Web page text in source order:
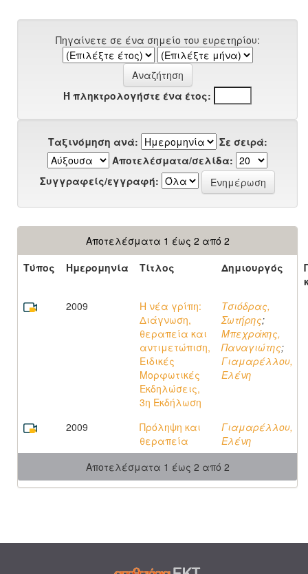
Πηγαίνετε σε ένα σημείο του ευρετηρίου:
Ή πληκτρολογήστε ένα έτος:
Ταξινόμηση ανά:
Σε σειρά:
Αποτελέσματα/σελίδα:
Συγγραφείς/εγγραφή:
Αποτελέσματα 1 έως 2 από 2
Τύπος
Ημερομηνία Τίτλος Δημιουργός
2009
Η νέα γρίπη:
Διάγνωση,
θεραπεία και
αντιμετώπιση,
Ειδικές
Μορφωτικές
Εκδηλώσεις,
3η Εκδήλωση
Τσιόδρας,
Σωτήρης;
Μπεχράκης,
Παναγιώτης;
Γιαμαρέλλου,
Ελένη
2009
Πρόληψη και
θεραπεία
Γιαμαρέλλου,
Ελένη
Αποτελέσματα 1 έως 2 από 2